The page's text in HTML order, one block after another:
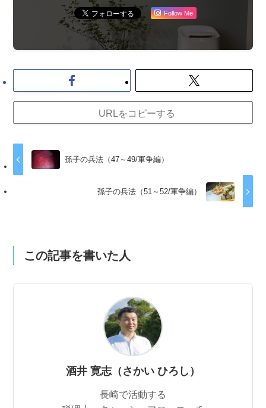
Follow Me
URLをコピーする
孫子の兵法（47～49/軍争編）
孫子の兵法（51～52/軍争編）
この記事を書いた人
酒井 寛志（さかい ひろし）
長崎で活動する